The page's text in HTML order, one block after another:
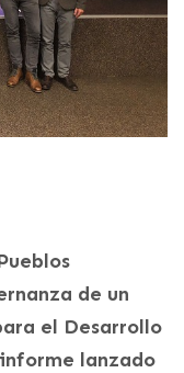
de un
el Desarrollo
lanzado